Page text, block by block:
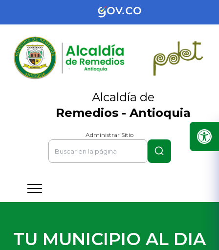
Alcaldía de
Remedios - Antioquia
Administrar Sitio
TU MUNICIPIO AL DIA